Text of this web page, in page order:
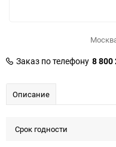
Заказ по телефону 8 800
Описание
Срок годности